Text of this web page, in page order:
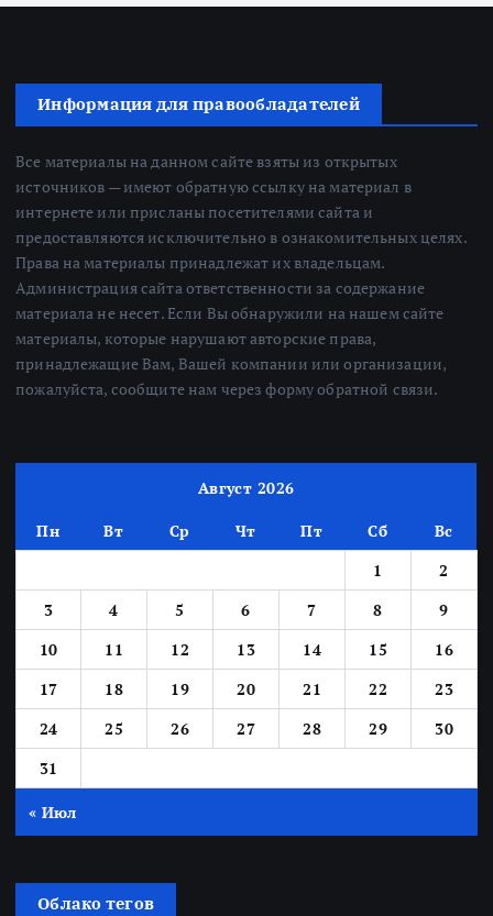
Информация для правообладателей
Все материалы на данном сайте взяты из открытых
источников — имеют обратную ссылку на материал в
интернете или присланы посетителями сайта и
предоставляются исключительно в ознакомительных целях.
Права на материалы принадлежат их владельцам.
Администрация сайта ответственности за содержание
материала не несет. Если Вы обнаружили на нашем сайте
материалы, которые нарушают авторские права,
принадлежащие Вам, Вашей компании или организации,
пожалуйста, сообщите нам через форму обратной связи.
Август 2026
Пн Вт Ср Чт Пт Сб
Вс
1
2
3
4 5 6 7 8
9
10
11 12 13 14 15
16
17
18 19 20 21 22
23
24
25 26 27 28 29
30
31
« Июл
Облако тегов